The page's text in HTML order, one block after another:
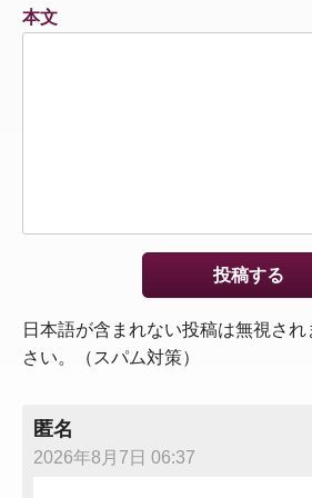
本文
日本語が含まれない投稿は無視さ
さい。（スパム対策）
匿名
2026年8月7日 06:37